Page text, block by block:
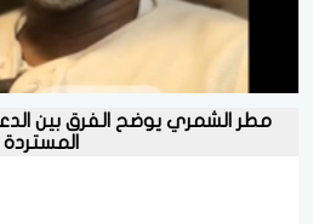
مطر الشمري يوضح الفرق بين
المستردة